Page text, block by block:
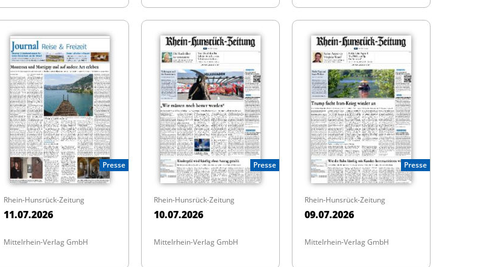
Presse
Rhein-Hunsrück-Zeitung
11.07.2026
Mittelrhein-Verlag GmbH
Presse
Rhein-Hunsrück-Zeitung
10.07.2026
Mittelrhein-Verlag GmbH
Presse
Rhein-Hunsrück-Zeitung
09.07.2026
Mittelrhein-Verlag GmbH